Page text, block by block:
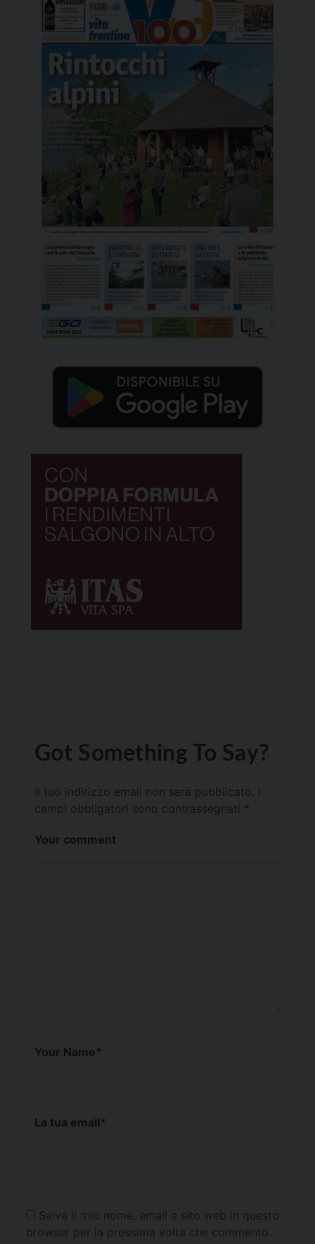
Got Something To Say?
Il tuo indirizzo email non sarà pubblicato.
campi obbligatori sono contrassegnati *
Your comment
Your Name*
La tua email*
Salva il mio nome, email e sito web in questo
browser per la prossima volta che commento.